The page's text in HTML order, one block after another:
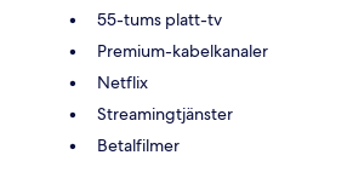
55-tums platt-tv
Premium-kabelkanaler
Netflix
Streamingtjänster
Betalfilmer